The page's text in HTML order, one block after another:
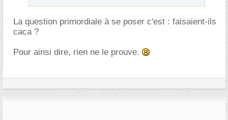
La question primordiale à se poser c'est : faisaient-ils
caca ?
Pour ainsi dire, rien ne le prouve.